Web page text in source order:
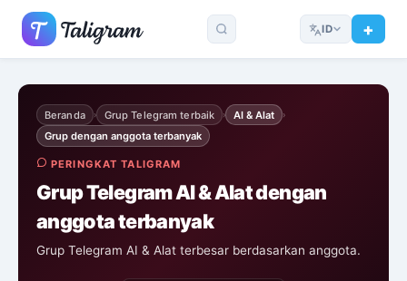
ID
Beranda › Grup Telegram terbaik › AI & Alat ›
Grup dengan anggota terbanyak
PERINGKAT TALIGRAM
Grup Telegram AI & Alat dengan
anggota terbanyak
Grup Telegram AI & Alat terbesar berdasarkan anggota.